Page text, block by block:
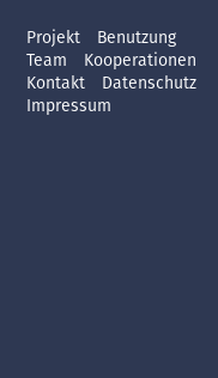
Projekt
Benutzung
Team
Kooperationen
Kontakt
Datenschutz
Impressum